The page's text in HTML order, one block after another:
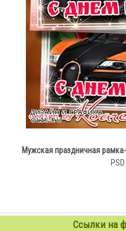
Мужская праздничная
Ссылки на